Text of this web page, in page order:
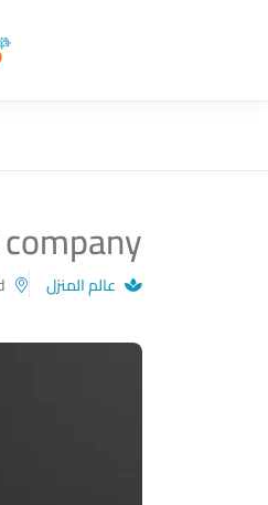
عالم المنزل